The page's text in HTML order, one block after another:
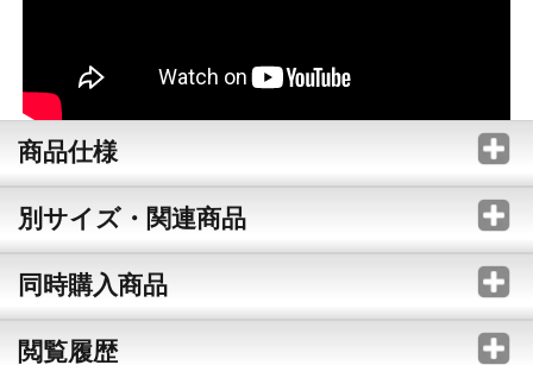
商品仕様
別サイズ・関連商品
同時購入商品
閲覧履歴